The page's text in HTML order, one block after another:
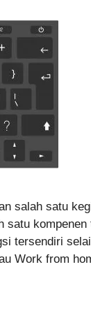
salah satu
satu kompenen
tersendiri
Work from